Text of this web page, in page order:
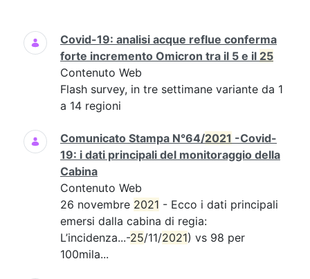
Ricerca
Covid-19: analisi acque reflue conferma
forte incremento Omicron tra il 5 e il 25
Contenuto Web
Flash survey, in tre settimane variante da 1
a 14 regioni
Comunicato Stampa N°64/2021 -Covid-
19: i dati principali del monitoraggio della
Cabina
Contenuto Web
26 novembre 2021 - Ecco i dati principali
emersi dalla cabina di regia:
L’incidenza...-25/11/2021) vs 98 per
100mila...